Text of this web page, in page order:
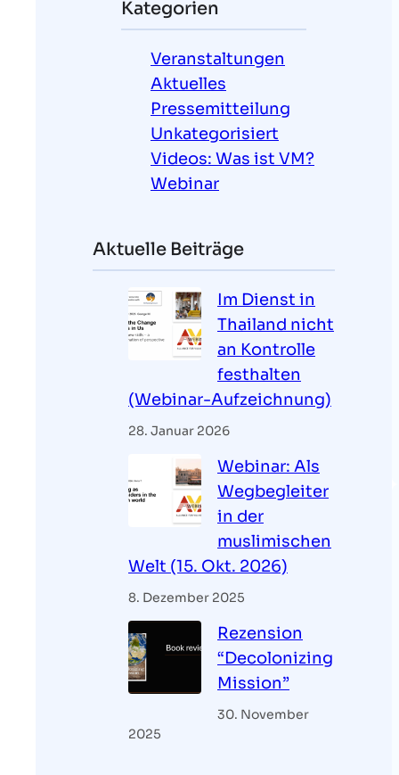
Kategorien
Veranstaltungen
Aktuelles
Pressemitteilung
Unkategorisiert
Videos: Was ist VM?
Webinar
Aktuelle Beiträge
Im Dienst in
Thailand nicht
an Kontrolle
festhalten
(Webinar-Aufzeichnung)
28. Januar 2026
Webinar: Als
Wegbegleiter
in der
muslimischen
Welt (15. Okt. 2026)
8. Dezember 2025
Rezension
“Decolonizing
Mission”
30. November
2025